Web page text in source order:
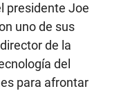
presidente Joe
uno de sus
de la
del
para afrontar